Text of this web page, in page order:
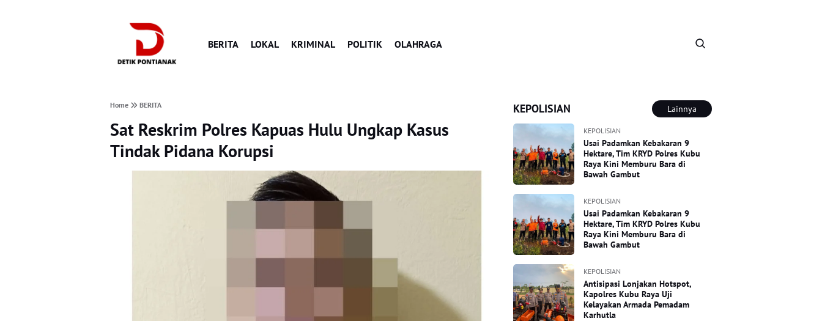
BERITA LOKAL KRIMINAL POLITIK OLAHRAGA
Home BERITA
Sat Reskrim Polres Kapuas Hulu Ungkap Kasus
Tindak Pidana Korupsi
KEPOLISIAN Lainnya
KEPOLISIAN
Usai Padamkan Kebakaran 9
Hektare, Tim KRYD Polres Kubu
Raya Kini Memburu Bara di
Bawah Gambut
KEPOLISIAN
Usai Padamkan Kebakaran 9
Hektare, Tim KRYD Polres Kubu
Raya Kini Memburu Bara di
Bawah Gambut
KEPOLISIAN
Antisipasi Lonjakan Hotspot,
Kapolres Kubu Raya Uji
Kelayakan Armada Pemadam
Karhutla